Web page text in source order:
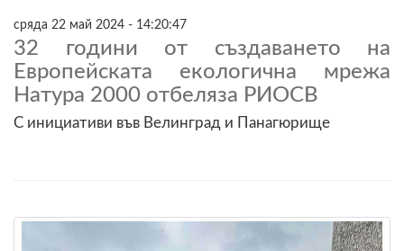
сряда 22 май 2024 - 14:20:47
32 години от създаването на
Европейската екологична мрежа
Натура 2000 отбеляза РИОСВ
С инициативи във Велинград и Панагюрище